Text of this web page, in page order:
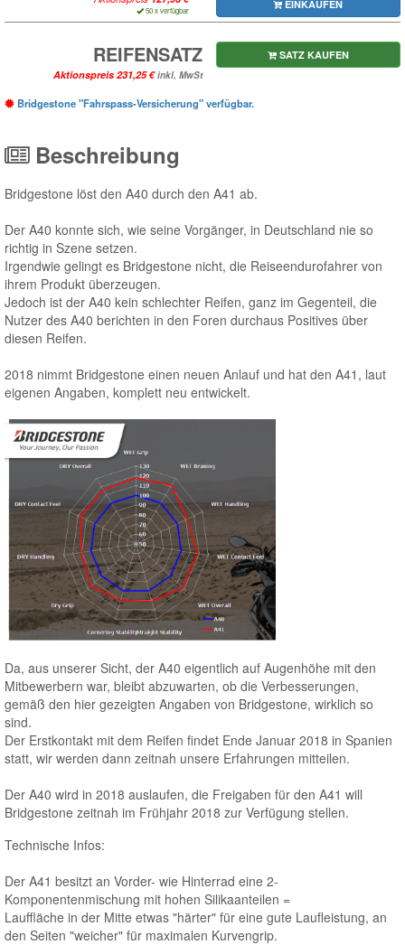
50 x verfügbar EINKAUFEN
REIFENSATZ
Aktionspreis inkl. MwSt
SATZ KAUFEN
Bridgestone "Fahrspass-Versicherung" verfügbar.
Beschreibung
Bridgestone löst den A40 durch den A41 ab.
Der A40 konnte sich, wie seine Vorgänger, in Deutschland nie so
richtig in Szene setzen.
Irgendwie gelingt es Bridgestone nicht, die Reiseendurofahrer von
ihrem Produkt überzeugen.
Jedoch ist der A40 kein schlechter Reifen, ganz im Gegenteil, die
Nutzer des A40 berichten in den Foren durchaus Positives über
diesen Reifen.
2018 nimmt Bridgestone einen neuen Anlauf und hat den A41, laut
eigenen Angaben, komplett neu entwickelt.
Da, aus unserer Sicht, der A40 eigentlich auf Augenhöhe mit den
Mitbewerbern war, bleibt abzuwarten, ob die Verbesserungen,
gemäß den hier gezeigten Angaben von Bridgestone, wirklich so
sind.
Der Erstkontakt mit dem Reifen findet Ende Januar 2018 in Spanien
statt, wir werden dann zeitnah unsere Erfahrungen mitteilen.
Der A40 wird in 2018 auslaufen, die Freigaben für den A41 will
Bridgestone zeitnah im Frühjahr 2018 zur Verfügung stellen.
Technische Infos:
Der A41 besitzt an Vorder- wie Hinterrad eine 2-
Komponentenmischung mit hohen Silikaanteilen =
Lauffläche in der Mitte etwas "härter" für eine gute Laufleistung, an
den Seiten "weicher" für maximalen Kurvengrip.